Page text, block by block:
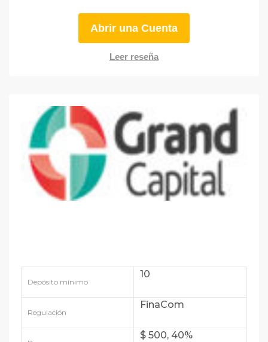
Abrir una Cuenta
Leer reseña
Depósito mínimo
10
Regulación
FinaCom
$ 500, 40%